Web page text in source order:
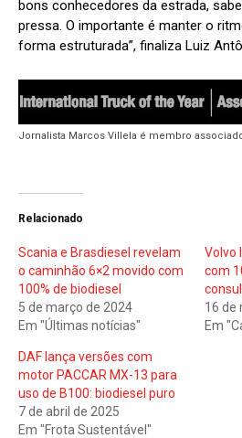
bons conhecedores da estrada,
pressa. O importante é manter o
forma estruturada”, finaliza Luiz
Jornalista Marcos Villela é membro
Relacionado
Scania e Brasdiesel revelam
o caminhão 6×2 movido com
100% de biodiesel
5 de março de 2024
Em "Últimas notícias"
Volvo
com
16 de
Em
DAF lança versões com
motor PACCAR MX-13 para
uso de B100: biodiesel puro
7 de abril de 2025
Em "Frota Sustentável"